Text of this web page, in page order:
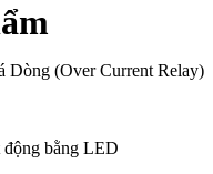
Dòng (Over Current Relay)
động bằng LED